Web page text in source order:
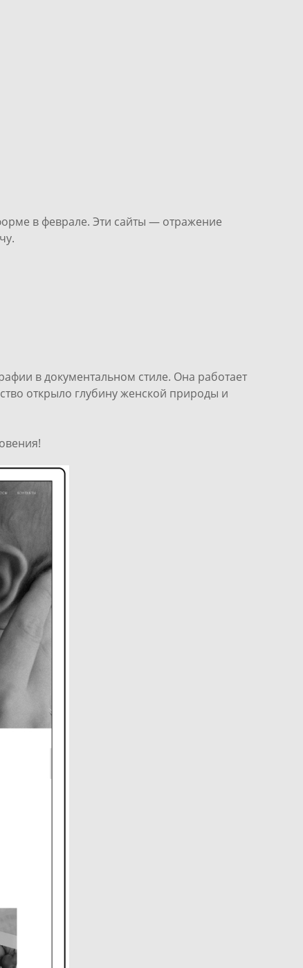
в феврале. Эти сайты — отражение
в документальном стиле. Она работает
открыло глубину женской природы и